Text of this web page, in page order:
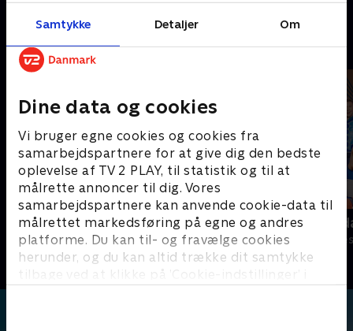
Samtykke Detaljer Om
Dine data og cookies
Vi bruger egne cookies og cookies fra
samarbejdspartnere for at give dig den bedste
oplevelse af TV 2 PLAY, til statistik og til at
målrette annoncer til dig. Vores
samarbejdspartnere kan anvende cookie-data til
målrettet markedsføring på egne og andres
platforme. Du kan til- og fravælge cookies
herunder, og du kan altid trække dit samtykke
tilbage ved at klikke på ’Cookie-indstillinger’ i
Andre så også
Anstalten
Komedie • 1 sæsoner
Robssons
Komedie • 1